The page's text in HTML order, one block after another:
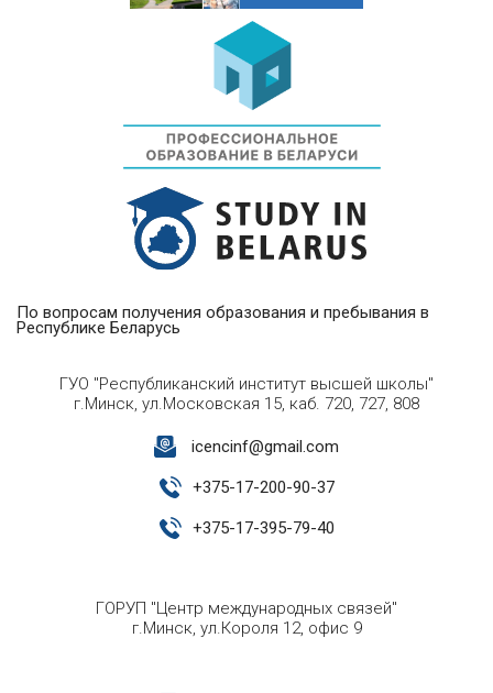
По вопросам получения образования и пребывания в
Республике Беларусь
ГУО "Республиканский институт высшей школы"
г.Минск, ул.Московская 15, каб. 720, 727, 808
icencinf@gmail.com
+375-17-200-90-37
+375-17-395-79-40
ГОРУП "Центр международных связей"
г.Минск, ул.Короля 12, офис 9